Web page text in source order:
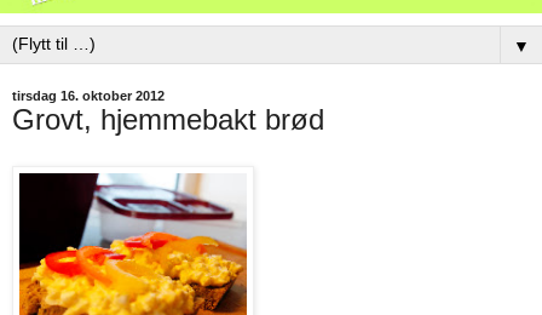
▼
tirsdag 16. oktober 2012
Grovt, hjemmebakt brød